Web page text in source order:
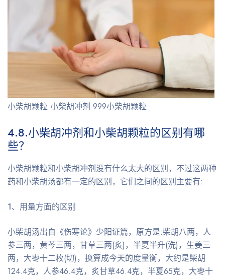
小柴胡颗粒 小柴胡冲剂 999小柴胡颗粒
4.8.小柴胡冲剂和小柴胡颗粒的区别有哪
些？
小柴胡颗粒和小柴胡冲剂没有什么太大的区别，不过这两种
药和小柴胡汤都有一定的区别，它们之间的区别主要有:
1、用量方面的区别
小柴胡汤出自《伤寒论》少阳证篇，原方是:柴胡八两，人
参三两，黄芩三两，甘草三两(炙)，半夏半升(洗)，生姜三
两，大枣十二枚(切)，换算成今天的度量衡，大约是柴胡
124.4克，人参46.4克，炙甘草46.4克，半夏65克，大枣十